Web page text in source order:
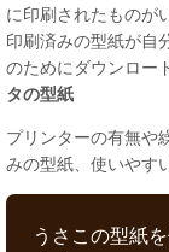
に印刷されたものが
印刷済みの型紙が自
のためにダウンロー
タの型紙
プリンターの有無や
みの型紙、使いやす
うさこの型紙